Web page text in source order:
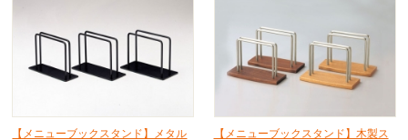
【メニューブックスタンド】メタル
【メニューブックスタンド】木製ス